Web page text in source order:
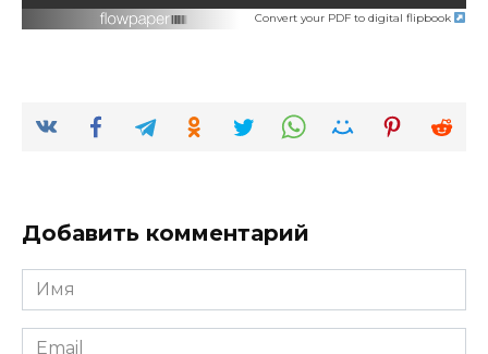
Convert your PDF to digital flipbook
Добавить комментарий
Имя
*
Email